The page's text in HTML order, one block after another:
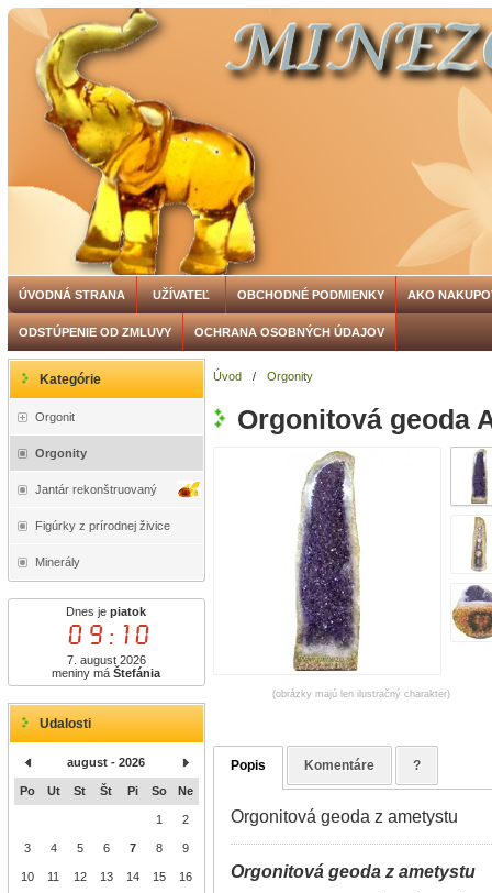
ÚVODNÁ STRANA UŽÍVATEĽ OBCHODNÉ PODMIENKY AKO
ODSTÚPENIE OD ZMLUVY OCHRANA OSOBNÝCH ÚDAJOV
Kategórie
Orgonit
Orgonity
Jantár rekonštruovaný
Figúrky z prírodnej živice
Minerály
Dnes jepiatok
09:10
7. august 2026
meniny máŠtefánia
Udalosti
august - 2026
Po Ut St Št Pi So Ne
1 2
3 4 5 6 7 8 9
10 11 12 13 14 15 16
Úvod / Orgonity
Orgonitová geoda
(obrázky majú len ilustračný charakter)
Popis Komentáre ?
Orgonitová geoda z ametystu
Orgonitová geoda z